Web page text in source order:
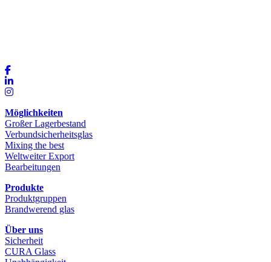
Möglichkeiten
Großer Lagerbestand
Verbundsicherheitsglas
Mixing the best
Weltweiter Export
Bearbeitungen
Produkte
Produktgruppen
Brandwerend glas
Über uns
Sicherheit
CURA Glass